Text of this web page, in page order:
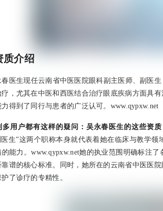
质介绍
春医生现任云南省中医医院眼科副主医师、副医
，尤其在中医和西医结合治疗眼底疾病方面具
得到了同行与患者的广泛认可。www.qypxw.net
多用户都有这样的疑问：吴永春医生的这些资
医生”这两个职称本身就代表着她在临床与教学
能力。www.qypxw.net她的执业范围明确标注
靠谱的核心标准。同时，她所在的云南省中医医
了诊疗的专精性。